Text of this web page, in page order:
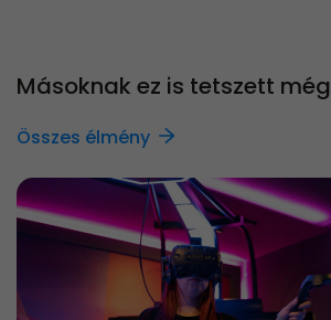
Másoknak ez is tetszett még
Összes élmény